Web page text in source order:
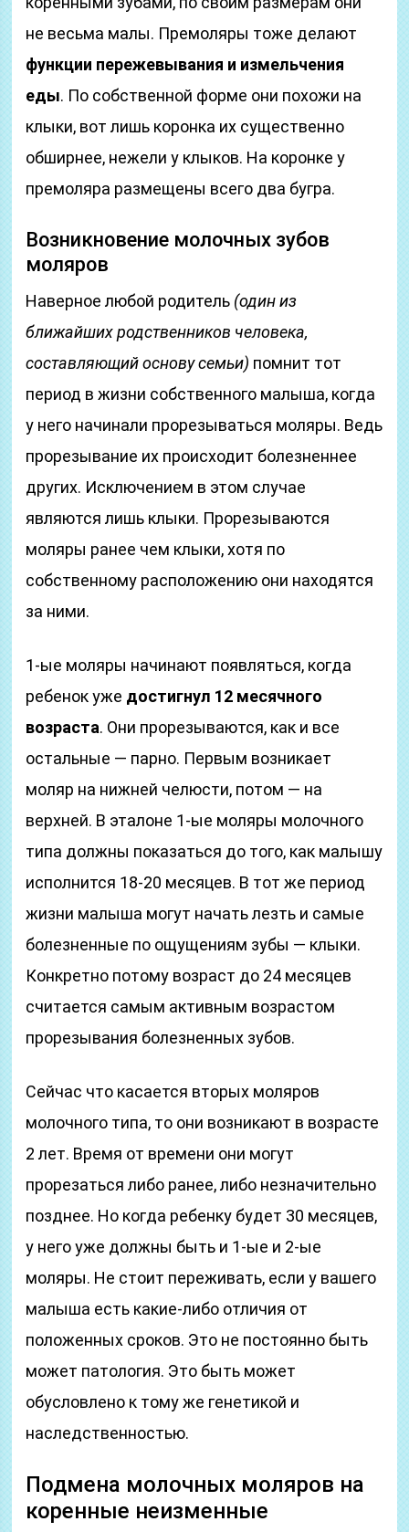
не весьма малы. Премоляры тоже делают
функции пережевывания и измельчения
еды. По собственной форме они похожи на
клыки, вот лишь коронка их существенно
обширнее, нежели у клыков. На коронке у
премоляра размещены всего два бугра.
Возникновение молочных зубов
моляров
Наверное любой родитель (один из
ближайших родственников человека,
составляющий основу семьи) помнит тот
период в жизни собственного малыша, когда
у него начинали прорезываться моляры. Ведь
прорезывание их происходит болезненнее
других. Исключением в этом случае
являются лишь клыки. Прорезываются
моляры ранее чем клыки, хотя по
собственному расположению они находятся
за ними.
1-ые моляры начинают появляться, когда
ребенок уже достигнул 12 месячного
возраста. Они прорезываются, как и все
остальные — парно. Первым возникает
моляр на нижней челюсти, потом — на
верхней. В эталоне 1-ые моляры молочного
типа должны показаться до того, как малышу
исполнится 18-20 месяцев. В тот же период
жизни малыша могут начать лезть и самые
болезненные по ощущениям зубы — клыки.
Конкретно потому возраст до 24 месяцев
считается самым активным возрастом
прорезывания болезненных зубов.
Сейчас что касается вторых моляров
молочного типа, то они возникают в возрасте
2 лет. Время от времени они могут
прорезаться либо ранее, либо незначительно
позднее. Но когда ребенку будет 30 месяцев,
у него уже должны быть и 1-ые и 2-ые
моляры. Не стоит переживать, если у вашего
малыша есть какие-либо отличия от
положенных сроков. Это не постоянно быть
может патология. Это быть может
обусловлено к тому же генетикой и
наследственностью.
Подмена молочных моляров на
коренные неизменные